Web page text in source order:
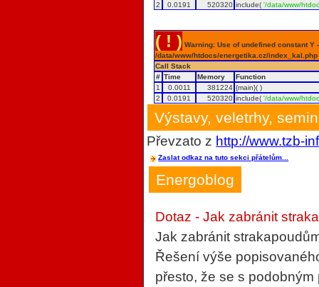
2
0.0191 520320 include('/data/www/
( ! ) Warning: Use of undefined constant
/data/www/htdocs/energetika.cz/
Call Stack
# Time Memory
Function
1
0.0011 381224 {main}( )
2
0.0191 520320 include('/data/www/
Výstavy, veletrhy,
Převzato z http://www.tzb-
Zaslat odkaz na tuto sekci přátelům...
Energoblog
Dotaz - Jak zabránit
Jak zabránit
Řešení výše
přesto, že se s